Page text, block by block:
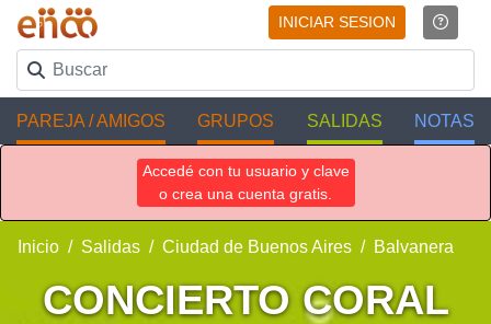
INICIAR SESION
PAREJA / AMIGOS GRUPOS SALIDAS NOTAS
Accedé con tu usuario y clave
o crea una cuenta gratis.
Inicio Salidas Ciudad de Buenos Aires Balvanera
CONCIERTO CORAL